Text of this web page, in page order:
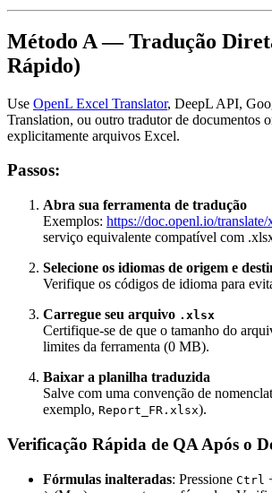
Método A — Tradução
Rápido)
Use OpenL Excel Translator, DeepL API,
Translation, ou outro tradutor de documentos
explicitamente arquivos Excel.
Passos:
Abra sua ferramenta de tradução
Exemplos: https://doc.openl.io/translate/
serviço equivalente compatível com
Selecione os idiomas de origem e
Verifique os códigos de idioma para
Carregue seu arquivo .xlsx
Certifique-se de que o tamanho do
limites da ferramenta (0 MB).
Baixar a planilha traduzida
Salve com uma convenção de
exemplo, Report_FR.xlsx).
Verificação Rápida de QA Após o
Fórmulas inalteradas: Pressione Ctrl